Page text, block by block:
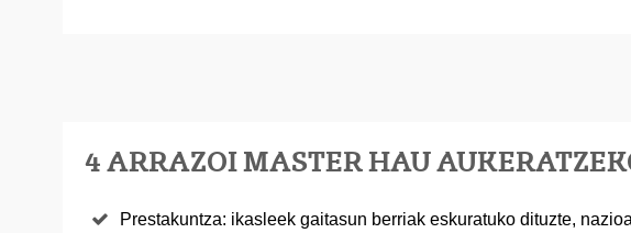
4 ARRAZOI MASTER HAU
Prestakuntza: ikasleek gaitasun berriak eskuratuko dituzte,